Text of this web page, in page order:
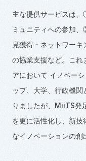
主な提供サービスは
ミュニティへの参加
見獲得・ネットワー
の協業支援など。こ
アにおいて イノベー
ップ、大学、行政機
りましたが、MiiTS発
を更に活性化し、新技
なイノベーションの創